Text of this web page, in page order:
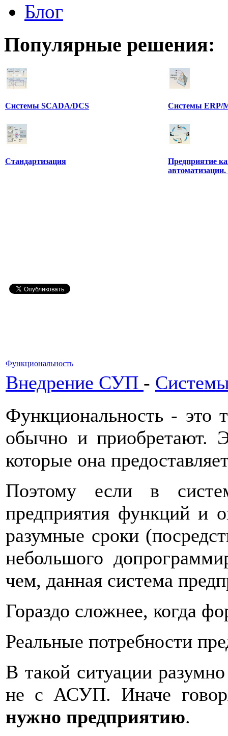
Блог
Популярные решения:
Системы SCADA/DCS Системы ERP/
Стандартизация
Предприятие
Функциональность
Внедрение СУП -
Функциональность - это
обычно и приобретают.
которые она
Поэтому если в
предприятия функций и
разумные сроки
небольшого
чем, данная система
Гораздо сложнее, когда
Реальные потребности
В такой ситуации
не с АСУП. Иначе
нужно предприятию.